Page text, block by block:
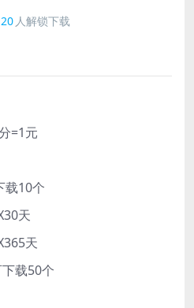
20 人解锁下载
=1元
载10个
天
天
载50个